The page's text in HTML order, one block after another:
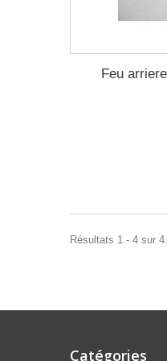
Feu
Résultats 1 - 4 sur 4.
Catégories